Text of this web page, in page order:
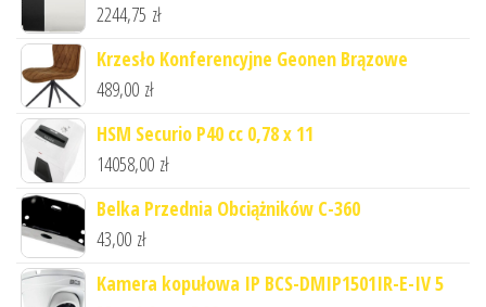
2244,75 zł
Krzesło Konferencyjne Geonen Brązowe
489,00 zł
HSM Securio P40 cc 0,78 x 11
14058,00 zł
Belka Przednia Obciążników C-360
43,00 zł
Kamera kopułowa IP BCS-DMIP1501IR-E-IV 5